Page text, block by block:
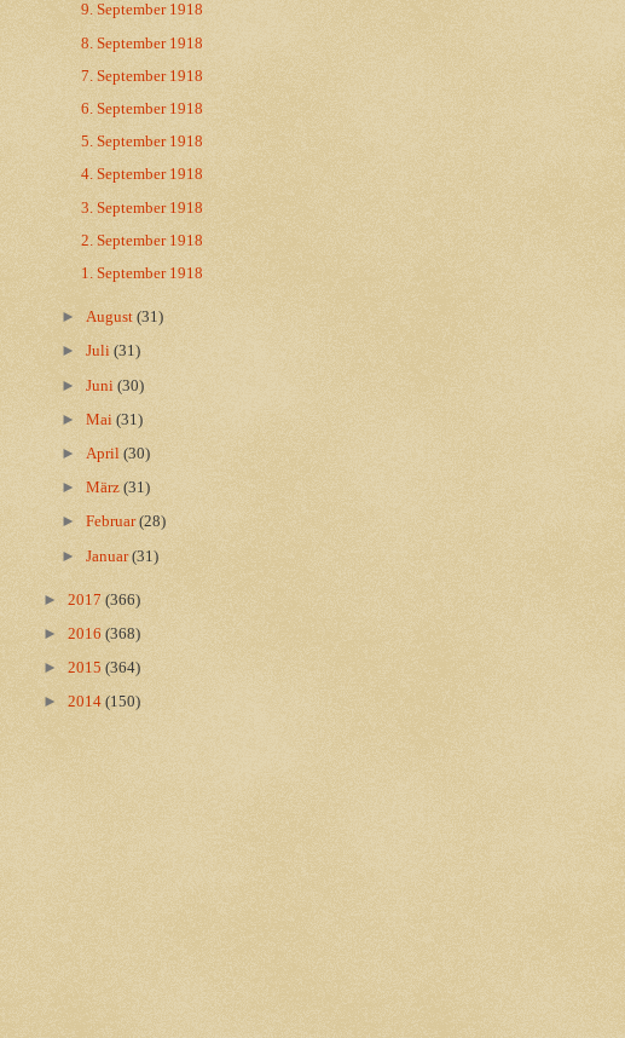
9. September 1918
8. September 1918
7. September 1918
6. September 1918
5. September 1918
4. September 1918
3. September 1918
2. September 1918
1. September 1918
►August(31)
►Juli(31)
►Juni(30)
►Mai(31)
► April(30)
►März(31)
►Februar(28)
►Januar(31)
► 2017 (366)
► 2016 (368)
► 2015 (364)
► 2014 (150)